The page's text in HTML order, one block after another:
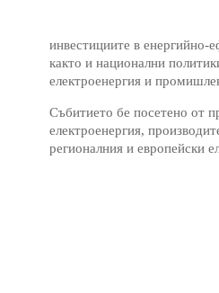
инвестициите в енергийно-
както и национални
електроенергия и
Събитието бе посетено от
електроенергия,
регионалния и европейски